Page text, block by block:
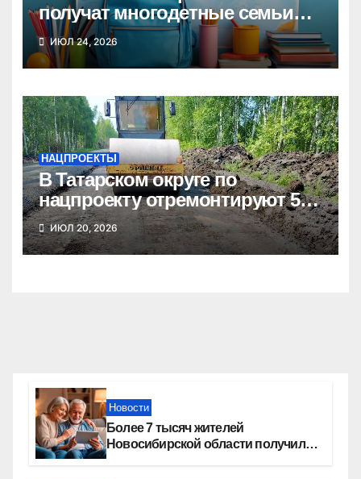
получат многодетные семьи
Новосибирской области к
школе
ИЮЛ 24, 2026
НАЦПРОЕКТЫ
В Татарском округе по
нацпроекту отремонтируют 5
километров дорог
ИЮЛ 20, 2026
Новости
Более 7 тысяч жителей
Новосибирской области получили